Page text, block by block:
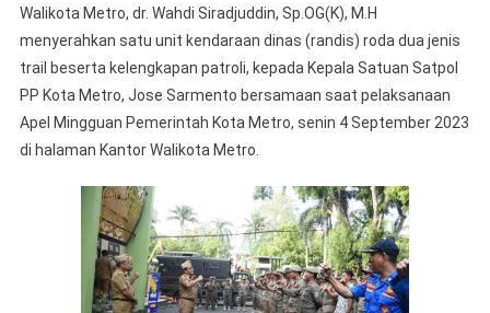
Metro
Serahkan
Satu
Unit
Kendaraan
Kepala
Satuan
Pamong
Praja
Walikota Metro, dr. Wahdi Siradjuddin, Sp.OG(K), M.H
menyerahkan satu unit kendaraan dinas (randis) roda dua jenis
trail beserta kelengkapan patroli, kepada Kepala Satuan Satpol
PP Kota Metro, Jose Sarmento bersamaan saat pelaksanaan
Apel Mingguan Pemerintah Kota Metro, senin 4 September 2023
di halaman Kantor Walikota Metro.